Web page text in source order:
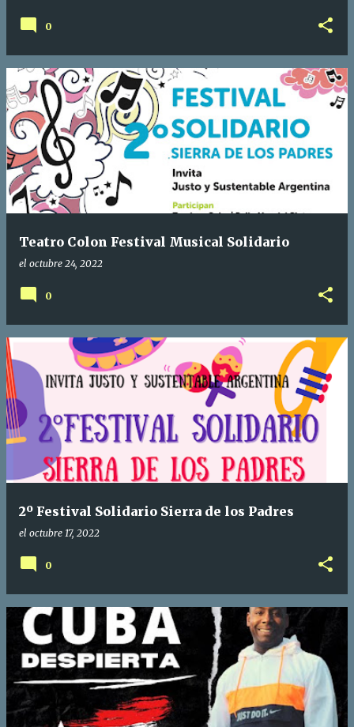
0
Teatro Colon Festival Musical Solidario
el octubre 24, 2022
0
2º Festival Solidario Sierra de los Padres
el octubre 17, 2022
0